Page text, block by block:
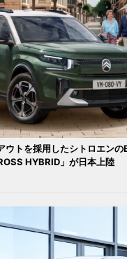
ウトを採用したシトロエンの
HYBRID」が日本上陸